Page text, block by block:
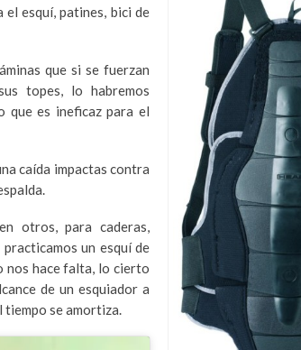
esquí, patines, bici de
que si se fuerzan
topes, lo habremos
que es ineficaz para el
caída impactas contra
otros, para caderas,
un esquí de
nos hace falta, lo cierto
de un esquiador a
tiempo se amortiza.